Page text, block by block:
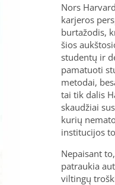
Nors
karjeros
burtažodis,
šios
studentų ir
pamatuoti
metodai,
tai tik dalis
skaudžiai
kurių
institucijos
Nepaisant
patraukia
viltingų